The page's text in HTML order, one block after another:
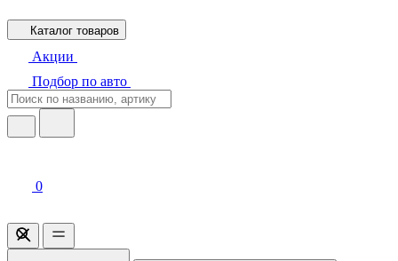
Каталог товаров
Акции
Подбор по авто
0